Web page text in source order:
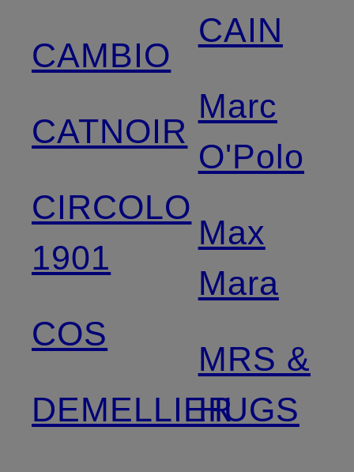
CAMBIO
CATNOIR
CIRCOLO
1901
COS
DEMELLIER
CAIN
Marc
O'Polo
Max
Mara
MRS &
HUGS